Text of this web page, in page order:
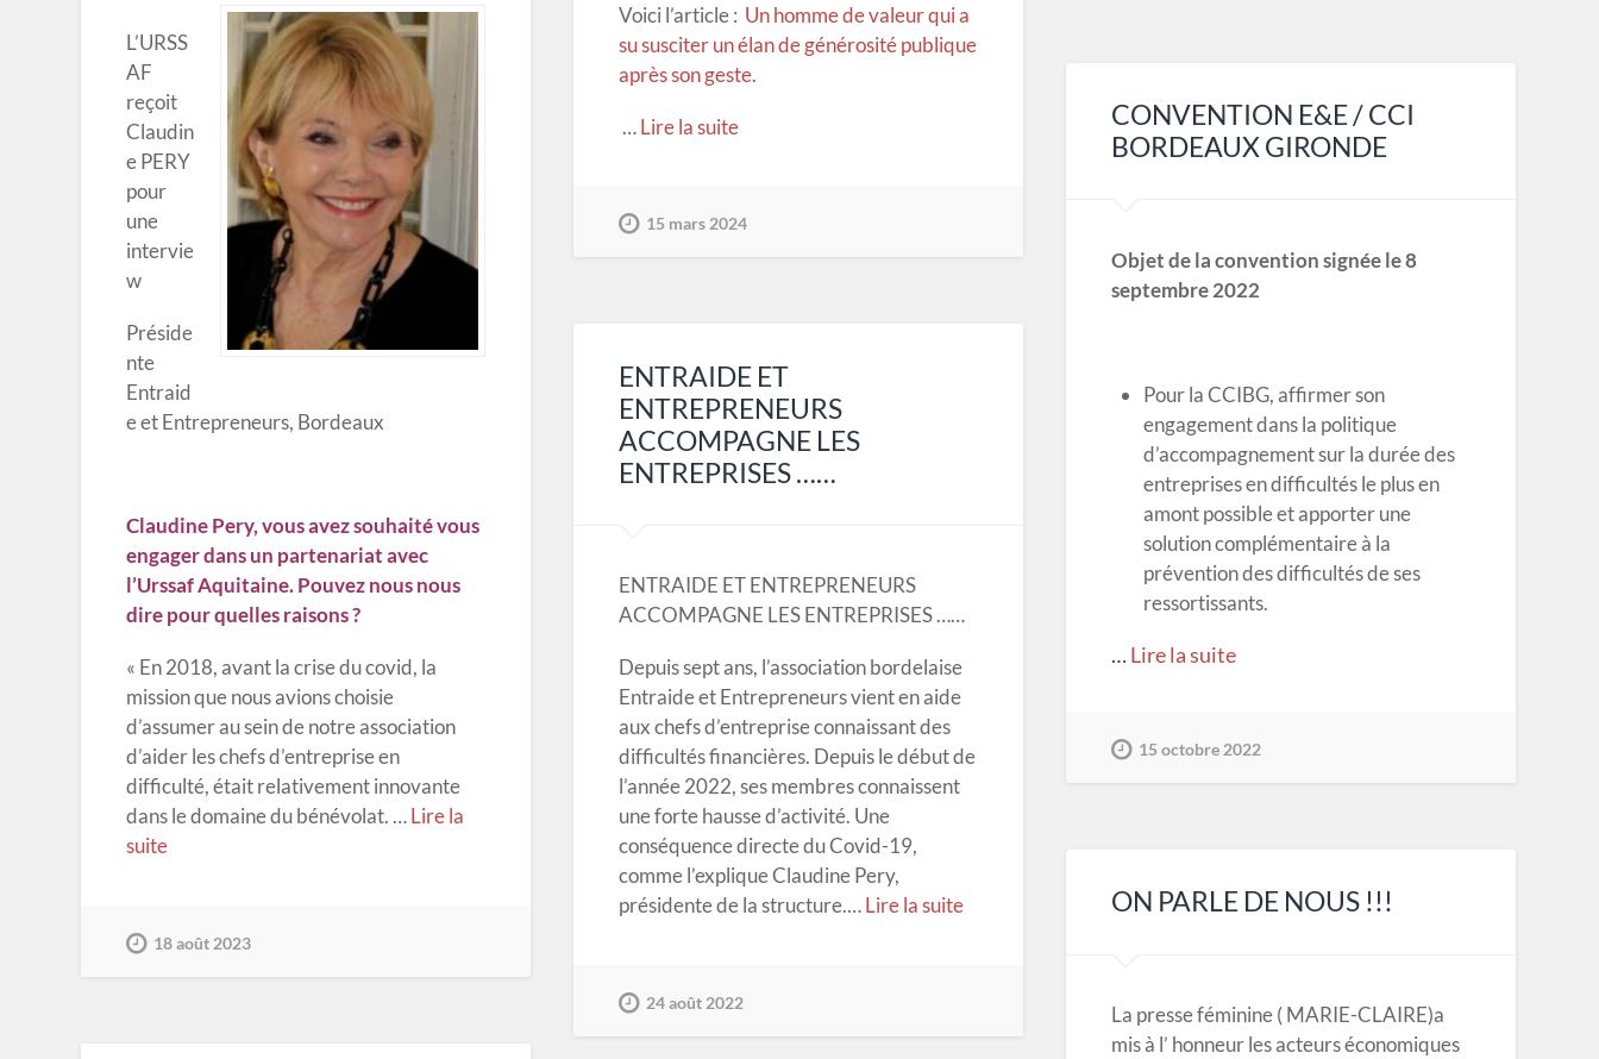
Voici l’article : Un homme de valeur qui a
su susciter un élan de générosité publique
après son geste.
…Lire la suite
15 mars 2024
L’URSS
AF
reçoit
Claudin
e PERY
pour
une
intervie
w
Préside
nte
Entraid
e et Entrepreneurs, Bordeaux
Claudine Pery, vous avez souhaité vous
engager dans un partenariat avec
l’Urssaf Aquitaine.Pouvez nous nous
dire pour quelles raisons ?
« En 2018, avant la crise du covid, la
mission que nous avions choisie
d’assumer au sein de notre association
d’aider les chefs d’entreprise en
difficulté, était relativement innovante
dans le domaine du bénévolat. …Lire la
suite
18 août 2023
CONVENTION E&E / CCI
BORDEAUX GIRONDE
Objet de la convention signée le 8
septembre 2022
Pour la CCIBG, affirmer son
engagement dans la politique
d’accompagnement sur la durée des
entreprises en difficultés le plus en
amont possible et apporter une
solution complémentaire à la
prévention des difficultés de ses
ressortissants.
…Lire la suite
15 octobre 2022
ENTRAIDE ET
ENTREPRENEURS
ACCOMPAGNE LES
ENTREPRISES ……
ENTRAIDE ET ENTREPRENEURS
ACCOMPAGNE LES ENTREPRISES ……
Depuis sept ans, l’association bordelaise
Entraide et Entrepreneurs vient en aide
aux chefs d’entreprise connaissant des
difficultés financières. Depuis le début de
l’année 2022, ses membres connaissent
une forte hausse d’activité. Une
conséquence directe du Covid-19,
comme l’explique Claudine Pery,
présidente de la structure.…Lire la suite
24 août 2022
ON PARLE DE NOUS !!!
La presse féminine ( MARIE-CLAIRE)a
mis à l’ honneur les acteurs économiques